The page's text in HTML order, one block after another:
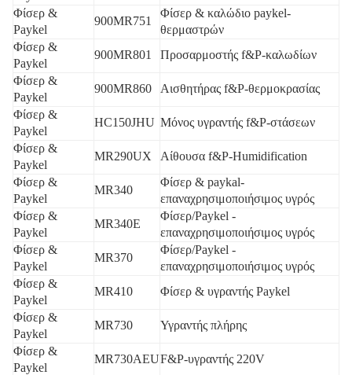
Φίσερ &
Paykel
900MR751
Φίσερ & καλώδιο paykel-
θερμαστρών
Φίσερ &
Paykel
900MR801
Προσαρμοστής f&P-καλωδίων
Φίσερ &
Paykel
900MR860
Αισθητήρας f&P-θερμοκρασίας
Φίσερ &
Paykel
HC150JHU Μόνος υγραντής f&P-στάσεων
Φίσερ &
Paykel
MR290UX
Αίθουσα f&P-Humidification
Φίσερ &
Paykel
MR340
Φίσερ & paykal-
επαναχρησιμοποιήσιμος υγρός
Φίσερ &
Paykel
MR340E
Φίσερ/Paykel -
επαναχρησιμοποιήσιμος υγρός
Φίσερ &
Paykel
MR370
Φίσερ/Paykel -
επαναχρησιμοποιήσιμος υγρός
Φίσερ &
Paykel
MR410
Φίσερ & υγραντής Paykel
Φίσερ &
Paykel
MR730
Υγραντής πλήρης
Φίσερ &
Paykel
MR730AEUF&P-υγραντής 220V